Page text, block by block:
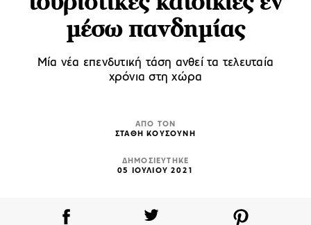
μέσω πανδημίας
Mία νέα επενδυτική τάση ανθεί τα τελευταία
χρόνια στη χώρα
ΑΠΟ ΤΟΝ
ΣΤΑΘΗ ΚΟΥΣΟΥΝΗ
ΔΗΜΟΣΙΕΥΤΗΚΕ
05 ΙΟΥΛΙΟΥ 2021